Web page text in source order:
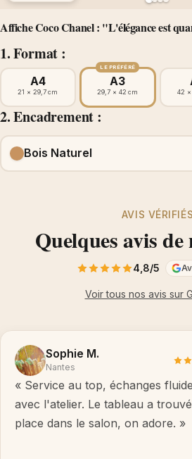
Affiche Coco Chanel : "L'élégance est
1. Format :
A4
21 × 29,7 cm
LE PRÉFÉRÉ
A3
29,7 × 42 cm 42 ×
2. Encadrement :
Bois Naturel
AVIS VÉRIFIÉS
Quelques avis de
4,8/5
Voir tous nos avis sur
Sophie M.
Nantes
« Service au top, échanges
avec l'atelier. Le tableau a
place dans le salon, on adore. »